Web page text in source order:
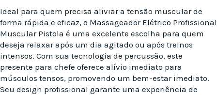
Ideal para quem precisa aliviar a tensão muscular de
forma rápida e eficaz, o Massageador Elétrico Profissional
Muscular Pistola é uma excelente escolha para quem
deseja relaxar após um dia agitado ou após treinos
intensos. Com sua tecnologia de percussão, este
presente para chefe oferece alívio imediato para
músculos tensos, promovendo um bem-estar imediato.
Seu design profissional garante uma experiência de